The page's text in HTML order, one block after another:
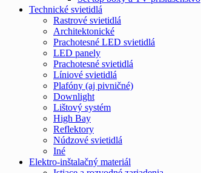
Technické svietidlá
Rastrové svietidlá
Architektonické
Prachotesné LED svietidlá
LED panely
Prachotesné svietidlá
Líniové svietidlá
Plafóny (aj pivničné)
Downlight
Lištový systém
High Bay
Reflektory
Núdzové svietidlá
Iné
Elektro-inštalačný materiál